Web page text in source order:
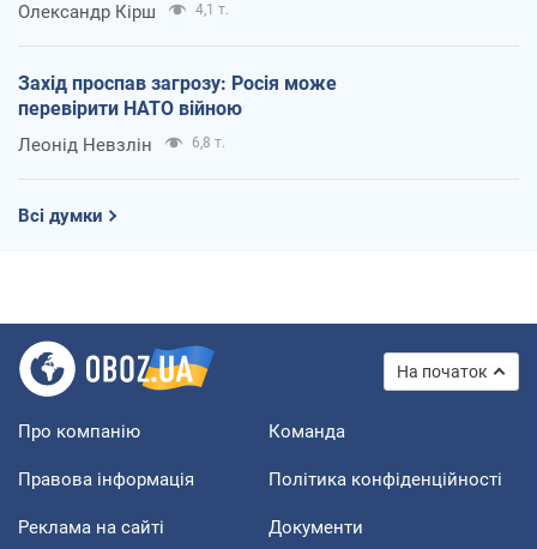
Олександр Кірш 4,1 т.
Захід проспав загрозу: Росія може
перевірити НАТО війною
Леонід Невзлін 6,8 т.
Всі думки
На початок
Про компанію Команда
Правова інформація Політика конфіденційності
Реклама на сайті Документи